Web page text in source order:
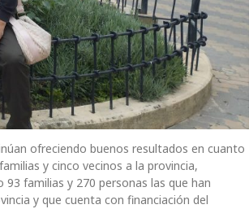
ofreciendo buenos resultados en cuanto
y cinco vecinos a la provincia,
familias y 270 personas las que han
y que cuenta con financiación del